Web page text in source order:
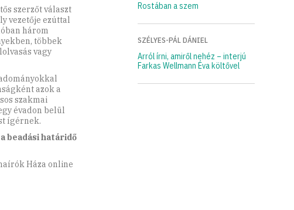
szerzőt választ
vezetője ezúttal
három
többek
vagy
azok a
szakmai
évadon belül
ígérnek.
beadási határidő
Háza online
Rostában a szem
SZÉLYES-PÁL DÁNIEL
Arról írni, amiről nehéz – interjú
Farkas Wellmann Éva költővel